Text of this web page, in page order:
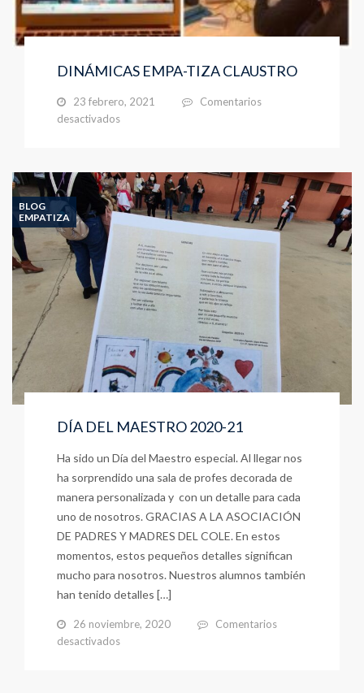
DINÁMICAS EMPA-TIZA CLAUSTRO
23 febrero, 2021
Comentarios
desactivados
CLAUSTRO
BLOG
EMPATIZA
DÍA DEL MAESTRO 2020-21
Ha sido un Día del Maestro especial. Al llegar nos
ha sorprendido una sala de profes decorada de
manera personalizada y con un detalle para cada
uno de nosotros. GRACIAS A LA ASOCIACIÓN
DE PADRES Y MADRES DEL COLE. En estos
momentos, estos pequeños detalles significan
mucho para nosotros. Nuestros alumnos también
han tenido detalles […]
26 noviembre, 2020
Comentarios
desactivadosen